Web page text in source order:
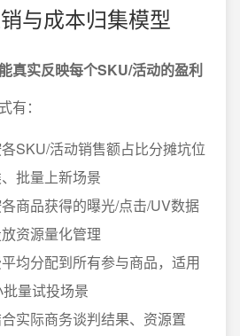
与成本归集模型
真实反映每个SKU/活动的盈利
有：
SKU/活动销售额占比分摊坑位
批量上新场景
商品获得的曝光/点击/UV数据
资源量化管理
均分配到所有参与商品，适用
量试投场景
实际商务谈判结果、资源置